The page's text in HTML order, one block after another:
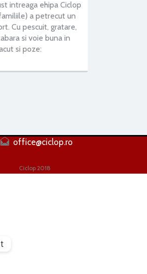
intreaga ehipa Ciclop
a petrecut un
Cu pescuit, gratare,
si voie buna in
si poze:
office@ciclop.ro
Ciclop 2018